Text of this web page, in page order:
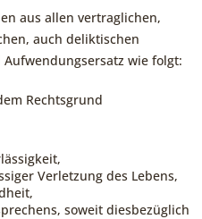
aus allen vertraglichen,
auch deliktischen
wie folgt:
Rechtsgrund
Verletzung des Lebens,
soweit diesbezüglich